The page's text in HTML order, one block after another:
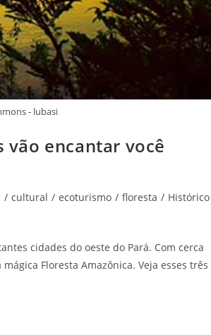
- lubasi
vão encantar você
/ cultural / ecoturismo / floresta / Histórico
cidades do oeste do Pará. Com cerca
Floresta Amazônica. Veja esses três